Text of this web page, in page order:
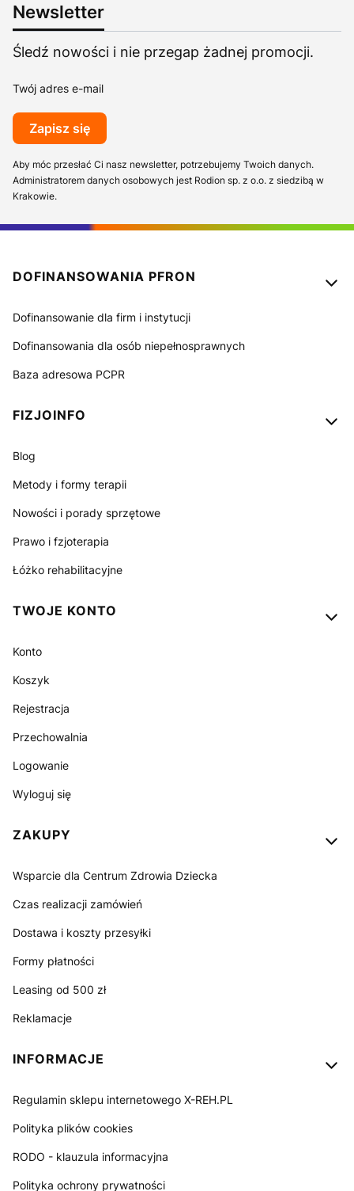
Newsletter
Śledź nowości i nie przegap żadnej promocji.
Twój adres e-mail
Zapisz się
Aby móc przesłać Ci nasz newsletter, potrzebujemy Twoich danych.
Administratorem danych osobowych jest Rodion sp. z o.o. z siedzibą w
Krakowie.
Linki w stopce
DOFINANSOWANIA PFRON
Dofinansowanie dla firm i instytucji
Dofinansowania dla osób niepełnosprawnych
Baza adresowa PCPR
FIZJOINFO
Blog
Metody i formy terapii
Nowości i porady sprzętowe
Prawo i fzjoterapia
Łóżko rehabilitacyjne
TWOJE KONTO
Konto
Koszyk
Rejestracja
Przechowalnia
Logowanie
Wyloguj się
ZAKUPY
Wsparcie dla Centrum Zdrowia Dziecka
Czas realizacji zamówień
Dostawa i koszty przesyłki
Formy płatności
Leasing od 500 zł
Reklamacje
INFORMACJE
Regulamin sklepu internetowego X-REH.PL
Polityka plików cookies
RODO - klauzula informacyjna
Polityka ochrony prywatności